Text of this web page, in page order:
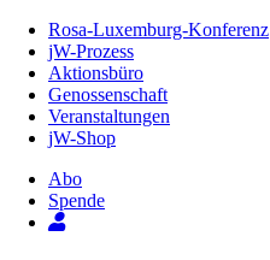
Inhalt
Seite
Rosa-Luxemburg-Konferenz
jW-Prozess
Aktionsbüro
Genossenschaft
Veranstaltungen
jW-Shop
Abo
Spende